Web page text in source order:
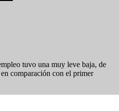
tuvo una muy leve baja, de
comparación con el primer